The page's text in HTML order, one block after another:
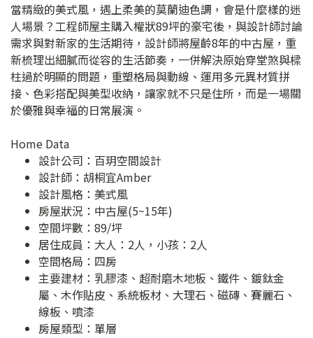
當精緻的美式風，遇上柔美的莫蘭迪色調，會是什麼樣的迷
人場景？工程師屋主購入權狀89坪的豪宅後，與設計師討論
需求與對新家的生活期待，設計師將屋齡8年的中古屋，重
新梳理出細膩而從容的生活節奏，一併解決原始穿堂煞與樑
柱過於明顯的問題，重塑格局與動線、運用多元異材質拼
接、色彩搭配與美型收納，讓家就不只是住所，而是一場關
於優雅與幸福的日常展演。
Home Data
設計公司： 百玥空間設計
設計師：胡桐宜Amber
設計風格：美式風
房屋狀況：中古屋(5~15年)
空間坪數：89/坪
居住成員：大人：2人，小孩：2人
空間格局：四房
主要建材：乳膠漆、超耐磨木地板、鐵件、鍍鈦金
屬、木作貼皮、系統板材、大理石、磁磚、賽麗石、
線板、噴漆
房屋類型：單層